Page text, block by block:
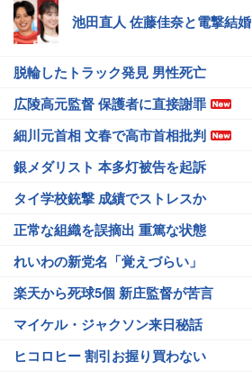
池田直人 佐藤佳奈と電撃結婚
脱輪したトラック発見 男性死亡
広陵高元監督 保護者に直接謝罪
細川元首相 文春で高市首相批判
銀メダリスト 本多灯被告を起訴
タイ学校銃撃 成績でストレスか
正常な組織を誤摘出 重篤な状態
れいわの新党名「覚えづらい」
楽天から死球5個 新庄監督が苦言
マイケル・ジャクソン来日秘話
ヒコロヒー 割引お握り買わない